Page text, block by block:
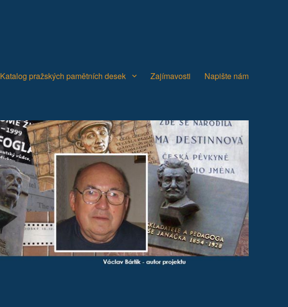
Katalog pražských pamětních desek Zajímavosti Napište nám